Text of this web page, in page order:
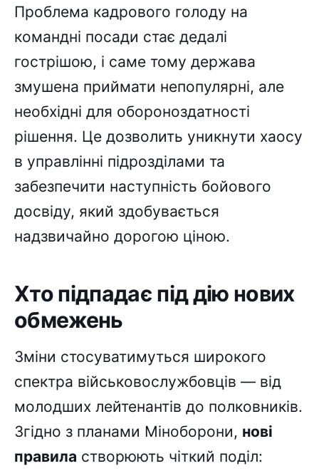
Проблема кадрового голоду на
командні посади стає дедалі
гострішою, і саме тому держава
змушена приймати непопулярні, але
необхідні для обороноздатності
рішення. Це дозволить уникнути хаосу
в управлінні підрозділами та
забезпечити наступність бойового
досвіду, який здобувається
надзвичайно дорогою ціною.
Хто підпадає під дію нових
обмежень
Зміни стосуватимуться широкого
спектра військовослужбовців — від
молодших лейтенантів до полковників.
Згідно з планами Міноборони, нові
правила створюють чіткий поділ: